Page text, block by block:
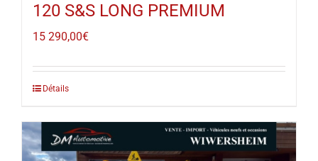
120 S&S LONG PREMIUM
15 290,00€
Détails